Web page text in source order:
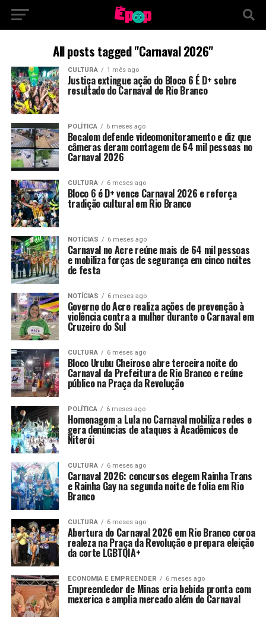
All posts tagged "Carnaval 2026"
CULTURA 1 mês ago
Justiça extingue ação do Bloco 6 É D+ sobre
resultado do Carnaval de Rio Branco
POLÍTICA 6 meses ago
Bocalom defende videomonitoramento e diz que
câmeras deram contagem de 64 mil pessoas no
Carnaval 2026
CULTURA 6 meses ago
Bloco 6 é D+ vence Carnaval 2026 e reforça
tradição cultural em Rio Branco
NOTÍCIAS 6 meses ago
Carnaval no Acre reúne mais de 64 mil pessoas
e mobiliza forças de segurança em cinco noites
de festa
NOTÍCIAS 6 meses ago
Governo do Acre realiza ações de prevenção à
violência contra a mulher durante o Carnaval em
Cruzeiro do Sul
CULTURA 6 meses ago
Bloco Urubu Cheiroso abre terceira noite do
Carnaval da Prefeitura de Rio Branco e reúne
público na Praça da Revolução
POLÍTICA 6 meses ago
Homenagem a Lula no Carnaval mobiliza redes e
gera denúncias de ataques à Acadêmicos de
Niterói
CULTURA 6 meses ago
Carnaval 2026: concursos elegem Rainha Trans
e Rainha Gay na segunda noite de folia em Rio
Branco
CULTURA 6 meses ago
Abertura do Carnaval 2026 em Rio Branco coroa
realeza na Praça da Revolução e prepara eleição
da corte LGBTQIA+
ECONOMIA E EMPREENDER 6 meses ago
Empreendedor de Minas cria bebida pronta com
mexerica e amplia mercado além do Carnaval